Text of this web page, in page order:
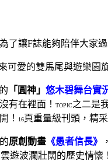
為了讓F誌能夠陪伴大家
可愛的雙馬尾與遊樂園
「圓神」 悠木碧舞台實
有在裡面！
TOPIC之二是
！
16頁重量級刊頭，精
原創動畫 《愚者信長》
遊波瀾壯闊的歷史情懷